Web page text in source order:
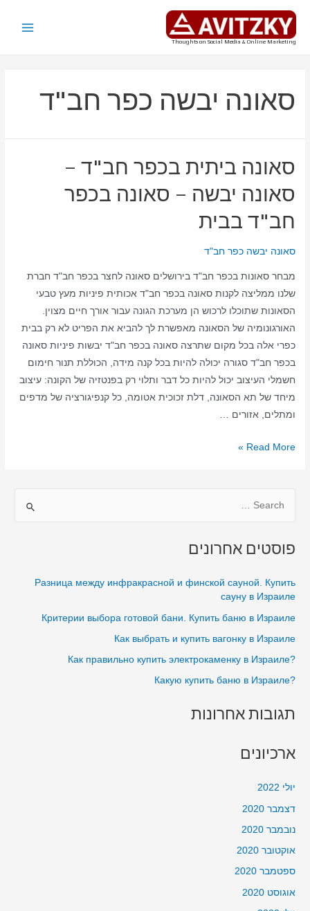
דילוג
לתוכן
Thoughts on Social Media & Online Marketing
סאונה יבשה כפר חב"ד
סאונה ביתית בכפר חב"ד –
סאונה יבשה – סאונה בכפר
חב"ד בבית
סאונה יבשה כפר חב"ד
מבחר סאונות בכפר חב"ד בירושלים סאונה לחצר בכפר חב"ד חברת
שלנו ממליצה לקנות סאונה בכפר חב"ד אכותית פיניות מעץ טבעי
הסאונות שתוכלו לרכוש הן מערכת הגונה עבור אורך חיים מצוין.
האורגונומיה של הסאונה מאפשרת לך להביא את הפריט לא רק בבית
כפרי אלה בכל מקום שתרצה סאונה בכפר חב"ד יבשות פיניות סאונה
בכפר חב"ד סגורה יכולה להיות בכל קנה מידה, הכוללת תנור חימום
חשמלי העיצוב יכול להיות כל דבר ותלוי רק בפנטזיה של הקונה: עיצוב
מיחד של תא הסאונה, דלת זכוכית אטומה, כל קנפיגורציה של מדפים
ומתלים, אזורים …
סאונה
יבשה
סאונה
בכפר
חב"ד
בבית
Read More »
r
:
פוסטים אחרונים
Разница между инфракрасной и финской сауной. Купить
сауну в Израиле
Критерии выбора готовой бани. Купить баню в Израиле
Как выбрать и купить вагонку в Израиле
?Как правильно купить электрокаменку в Израиле
?Какую купить баню в Израиле
תגובות אחרונות
ארכיונים
יולי 2022
דצמבר 2020
נובמבר 2020
אוקטובר 2020
ספטמבר 2020
אוגוסט 2020